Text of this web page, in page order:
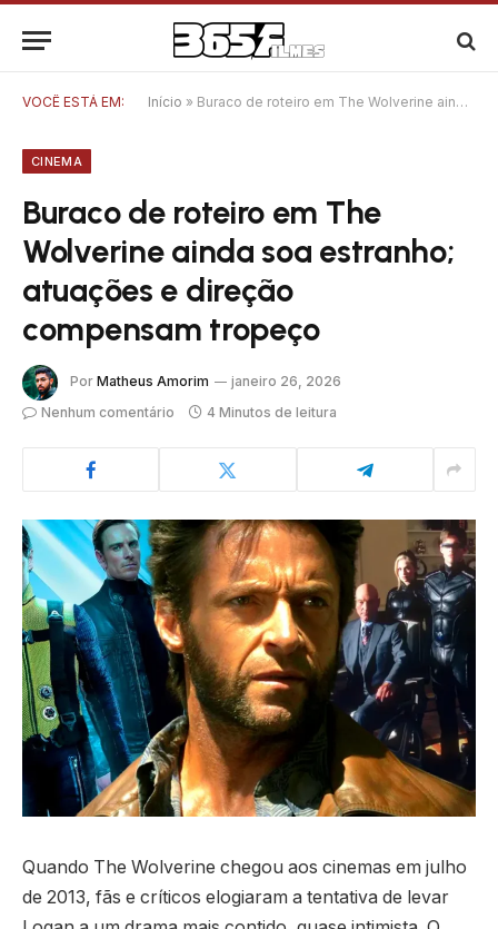
VOCÊ ESTÁ EM: Início » Buraco de roteiro em The Wolverine ainda soa estranho; atuações e direção compensam tropeço
CINEMA
Buraco de roteiro em The
Wolverine ainda soa estranho;
atuações e direção
compensam tropeço
Por Matheus Amorim
janeiro 26, 2026
Nenhum comentário
4 Minutos de leitura
Quando The Wolverine chegou aos cinemas em julho
de 2013, fãs e críticos elogiaram a tentativa de levar